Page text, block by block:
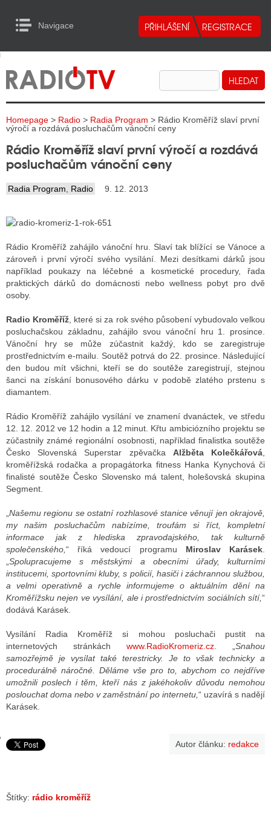
Navigace
RADIA
TELEVIZE
INTERNET
TISK
RADIA
VYSÍLAČE
TELEVIZÍ
VYSÍLAČE
RÁDIA
STRÁNKY RÁDIÍ
STRÁNKY TV
TISK
STÁT BLOGEREM
BLOGERA
DISKUTÉRA NA RADIOTV
to Content
Homepage > Radio > Radia Program > Rádio Kroměříž slaví první
výročí a rozdává posluchačům vánoční ceny
Rádio Kroměříž slaví první výročí a rozdává
posluchačům vánoční ceny
Radia Program Radio 9. 12. 2013
Rádio Kroměříž zahájilo vánoční hru. Slaví tak blížící se Vánoce a
zároveň i první výročí svého vysílání. Mezi desítkami dárků jsou
například poukazy na léčebné a kosmetické procedury, řada
praktických dárků do domácnosti nebo wellness pobyt pro dvě
osoby.
Radio Kroměříž , které si za rok svého působení vybudovalo velkou
posluchačskou základnu, zahájilo svou vánoční hru 1. prosince.
Vánoční hry se může zúčastnit každý, kdo se zaregistruje
prostřednictvím e-mailu. Soutěž potrvá do 22. prosince. Následující
den budou mít všichni, kteří se do soutěže zaregistrují, stejnou
šanci na získání bonusového dárku v podobě zlatého prstenu s
diamantem.
Rádio Kroměříž zahájilo vysílání ve znamení dvanáctek, ve středu
12. 12. 2012 ve 12 hodin a 12 minut. Křtu ambiciózního projektu se
zúčastnily známé regionální osobnosti, například finalistka soutěže
Česko Slovenská Superstar zpěvačka Alžběta Kolečkářová
kroměřížská rodačka a propagátorka fitness Hanka Kynychová či
finalisté soutěže Česko Slovensko má talent, holešovská skupina
Segment.
Našemu regionu se ostatní rozhlasové stanice věnují jen okrajově,
my našim posluchačům nabízíme, troufám si říct, kompletní
informace jak z hlediska zpravodajského, tak kulturně
společenského, “ říká vedoucí programu Miroslav Karásek
Spolupracujeme s městskými a obecními úřady, kulturními
institucemi, sportovními kluby, s policií, hasiči i záchrannou službou,
a velmi operativně a rychle informujeme o aktuálním dění na
Kroměřížsku nejen ve vysílání, ale i prostřednictvím sociálních sítí,“
dodává Karásek.
Vysílání Radia Kroměříž si mohou posluchači pustit na
internetových stránkách www.RadioKromeriz.cz
Snahou
samozřejmě je vysílat také terestricky. Je to však technicky a
procedurálně náročné. Děláme vše pro to, abychom co nejdříve
umožnili poslech i těm, kteří nás z jakéhokoliv důvodu nemohou
poslouchat doma nebo v zaměstnání po internetu, “ uzavírá s nadějí
Karásek.
Autor článku: redakce
Štítky: rádio kroměříž